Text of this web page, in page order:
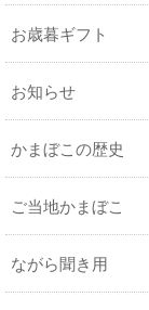
お歳暮ギフト
お知らせ
かまぼこの歴史
ご当地かまぼこ
ながら聞き用